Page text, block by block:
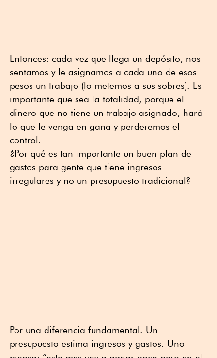
Entonces: cada vez que llega un depósito, nos
sentamos y le asignamos a cada uno de esos
pesos un trabajo (lo metemos a sus sobres). Es
importante que sea la totalidad, porque el
dinero que no tiene un trabajo asignado, hará
lo que le venga en gana y perderemos el
control.
¿Por qué es tan importante un buen plan de
gastos para gente que tiene ingresos
irregulares y no un presupuesto tradicional?
Por una diferencia fundamental. Un
presupuesto estima ingresos y gastos. Uno